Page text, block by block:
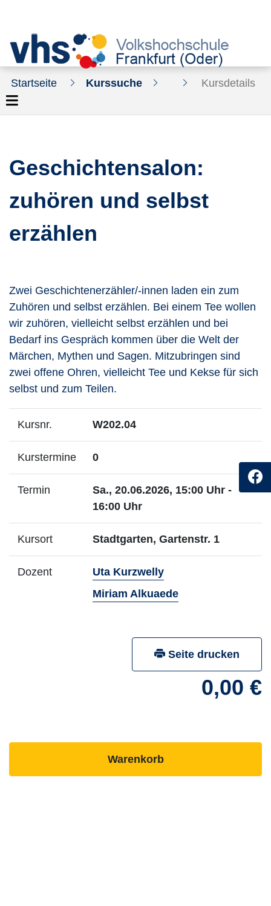
Startseite Kurssuche Kursdetails
Geschichtensalon:
zuhören und selbst
erzählen
Zwei Geschichtenerzähler/-innen laden ein zum
Zuhören und selbst erzählen. Bei einem Tee wollen
wir zuhören, vielleicht selbst erzählen und bei
Bedarf ins Gespräch kommen über die Welt der
Märchen, Mythen und Sagen. Mitzubringen sind
zwei offene Ohren, vielleicht Tee und Kekse für sich
selbst und zum Teilen.
Kursnr. W202.04
Kurstermine 0
Termin
Sa., 20.06.2026, 15:00 Uhr -
16:00 Uhr
Kursort Stadtgarten, Gartenstr. 1
Dozent Uta Kurzwelly- Mehr Infos zum
Miriam Alkuaede- Mehr Infos zum
Seite drucken
0,00 €
Warenkorb- ausgebuchten